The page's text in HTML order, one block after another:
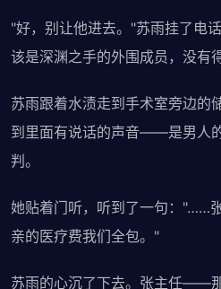
"好，别让他进去。"苏雨挂了电
该是深渊之手的外围成员，没有
苏雨跟着水渍走到手术室旁边的
到里面有说话的声音——是男人
判。
她贴着门听，听到了一句："……
亲的医疗费我们全包。"
苏雨的心沉了下去。张主任——